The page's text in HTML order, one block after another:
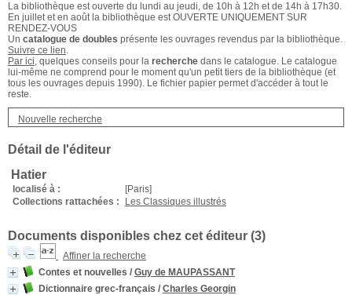
La bibliothèque est ouverte du lundi au jeudi, de 10h à 12h et de 14h à 17h30.
En juillet et en août la bibliothèque est OUVERTE UNIQUEMENT SUR
RENDEZ-VOUS
Un catalogue de doubles présente les ouvrages revendus par la bibliothèque.
Suivre ce lien.
Par ici, quelques conseils pour la recherche dans le catalogue. Le catalogue
lui-même ne comprend pour le moment qu'un petit tiers de la bibliothèque (et
tous les ouvrages depuis 1990). Le fichier papier permet d'accéder à tout le
reste.
Nouvelle recherche
Détail de l'éditeur
Hatier
localisé à :
[Paris]
Collections rattachées :
Les Classiques illustrés
Documents disponibles chez cet éditeur (3)
Affiner la recherche
Contes et nouvelles / Guy de MAUPASSANT
Dictionnaire grec-français / Charles Georgin